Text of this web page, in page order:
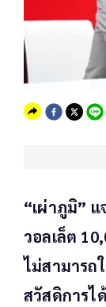
“เผ่าภูมิ”
วอลเล็ต
ไม่สามารถ
สวัสดิการไ